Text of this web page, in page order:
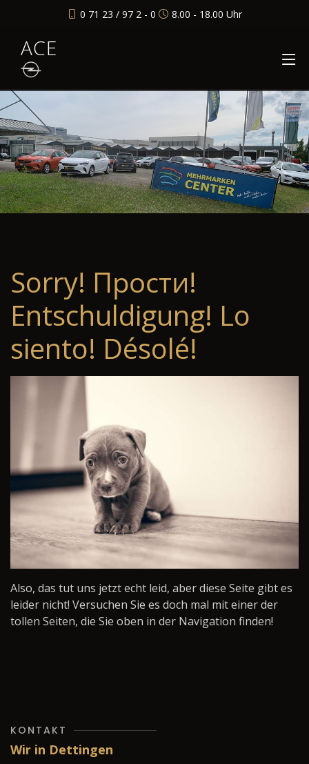
0 71 23 / 97 2 - 0 8.00 - 18.00 Uhr
ACE
Sorry! Прости!
Entschuldigung! Lo
siento! Désolé!
Also, das tut uns jetzt echt leid, aber diese Seite gibt es
leider nicht! Versuchen Sie es doch mal mit einer der
tollen Seiten, die Sie oben in der Navigation finden!
KONTAKT
Wir in Dettingen